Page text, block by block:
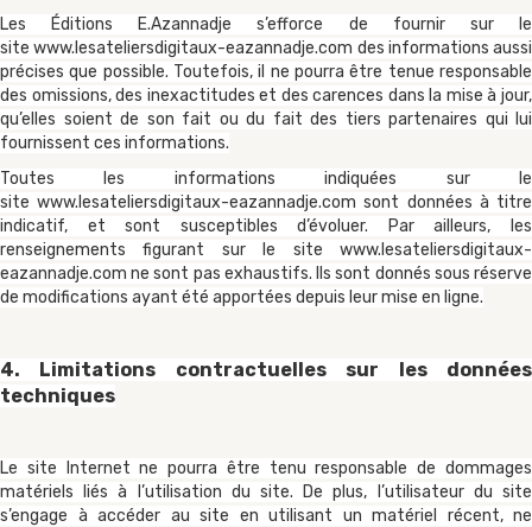
Les Éditions E.Azannadje s’efforce de fournir sur le
sitewww.lesateliersdigitaux-eazannadje.com des informations aussi
précises que possible. Toutefois, il ne pourra être tenue responsable
des omissions, des inexactitudes et des carences dans la mise à jour,
qu’elles soient de son fait ou du fait des tiers partenaires qui lui
fournissent ces informations.
Toutes les informations indiquées sur le
sitewww.lesateliersdigitaux-eazannadje.com sont données à titre
indicatif, et sont susceptibles d’évoluer. Par ailleurs, les
renseignements figurant sur le site www.lesateliersdigitaux-
eazannadje.com ne sont pas exhaustifs. Ils sont donnés sous réserve
de modifications ayant été apportées depuis leur mise en ligne.
4. Limitations contractuelles sur les données
techniques
Le site Internet ne pourra être tenu responsable de dommages
matériels liés à l’utilisation du site. De plus, l’utilisateur du site
s’engage à accéder au site en utilisant un matériel récent, ne